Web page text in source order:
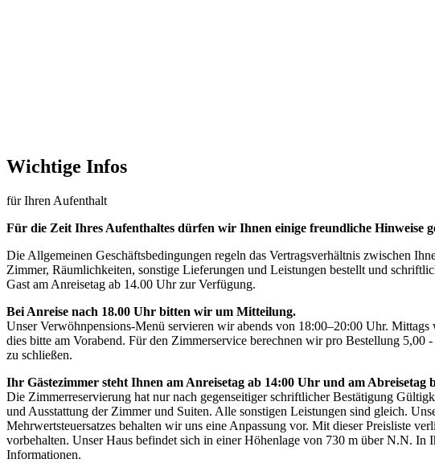
Wichtige Infos
für Ihren Aufenthalt
Für die Zeit Ihres Aufenthaltes dürfen wir Ihnen einige freundliche Hinweise
Die Allgemeinen Geschäftsbedingungen regeln das Vertragsverhältnis zwischen
Zimmer, Räumlichkeiten, sonstige Lieferungen und Leistungen bestellt und
Gast am Anreisetag ab 14.00 Uhr zur Verfügung.
Bei Anreise nach 18.00 Uhr bitten wir um Mitteilung.
Unser Verwöhnpensions-Menü servieren wir abends von 18:00–20:00 Uhr.
dies bitte am Vorabend. Für den Zimmerservice berechnen wir pro Bestellung
zu schließen.
Ihr Gästezimmer steht Ihnen am Anreisetag ab 14:00 Uhr und am Abreisetag
Die Zimmerreservierung hat nur nach gegenseitiger schriftlicher Bestätigung
und Ausstattung der Zimmer und Suiten. Alle sonstigen Leistungen sind gleich.
Mehrwertsteuersatzes behalten wir uns eine Anpassung vor. Mit dieser Preisliste
vorbehalten. Unser Haus befindet sich in einer Höhenlage von 730 m über N.N.
Informationen.